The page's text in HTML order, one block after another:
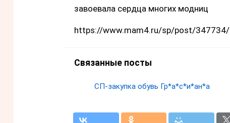
завоевала сердца многих модниц
https://www.mam4.ru/sp/post/347734/
Связанные посты
СП-закупка обувь Гр*а*с*и*ан*а